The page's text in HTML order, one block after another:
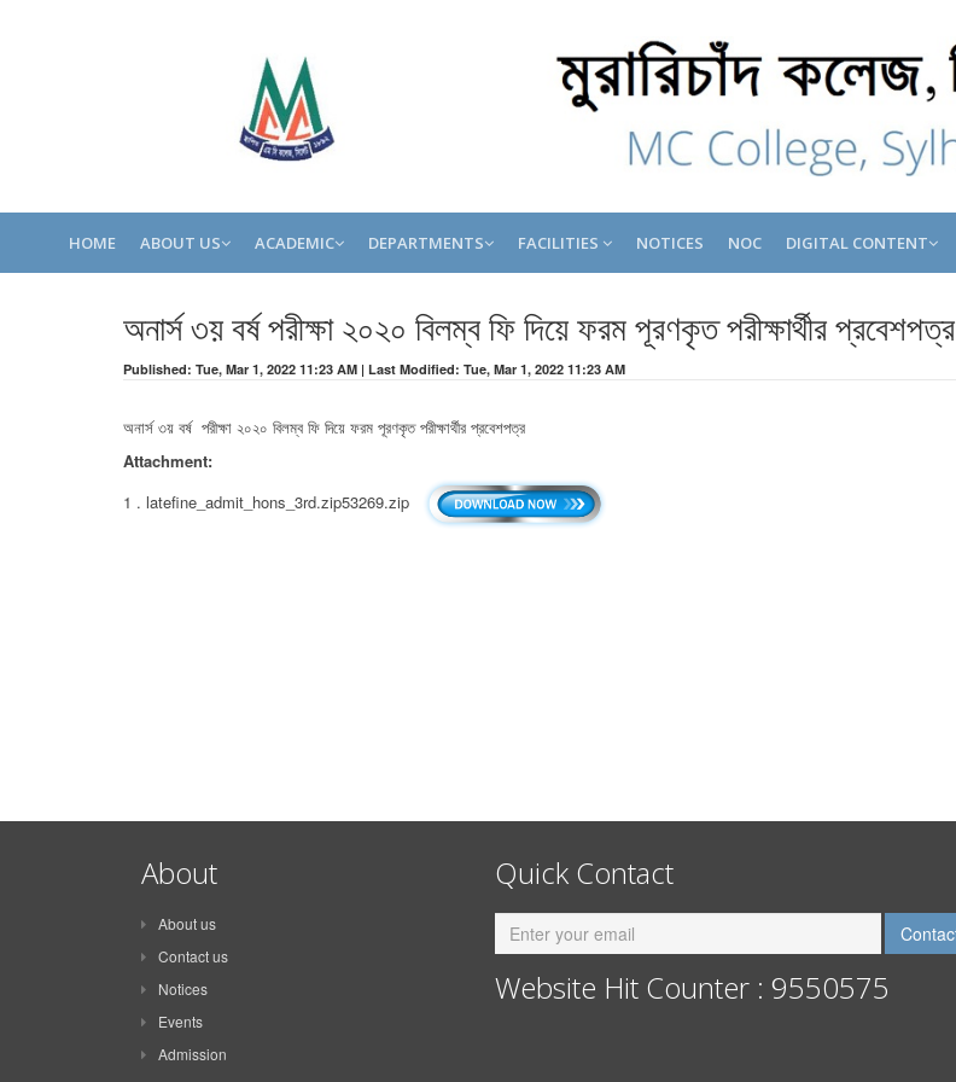
HOME ABOUT US ACADEMIC DEPARTMENTS FACILITIES NOTICES NOC DIGITAL CONTENT
অনার্স ৩য় বর্ষ পরীক্ষা ২০২০ বিলম্ব ফি দিয়ে ফরম পূরণকৃত পরীক্ষার্থীর প্রবেশপত্র
Published: Tue, Mar 1, 2022 11:23 AM | Last Modified: Tue, Mar 1, 2022 11:23 AM
অনার্স ৩য় বর্ষ পরীক্ষা ২০২০ বিলম্ব ফি দিয়ে ফরম পূরণকৃত পরীক্ষার্থীর প্রবেশপত্র
Attachment:
1 . latefine_admit_hons_3rd.zip53269.zip
About
About us
Contact us
Notices
Events
Admission
Quick Contact
Website Hit Counter : 9550575